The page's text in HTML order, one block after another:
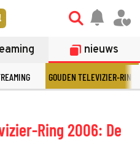
nieuws
GOUDEN TELEVIZIER-RING
Ring 2006: De